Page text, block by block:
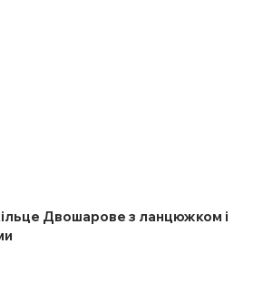
Двошарове з ланцюжком і